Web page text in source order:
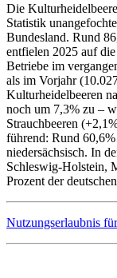
Die
Statistik
Bundesland. Rund
entfielen 2025 auf
Betriebe im
als im Vorjahr
Kulturheidelbeeren
noch um 7,3% zu –
Strauchbeeren
führend: Rund
niedersächsisch. In
Schleswig-Holstein,
Prozent der
Nutzungserlaubnis